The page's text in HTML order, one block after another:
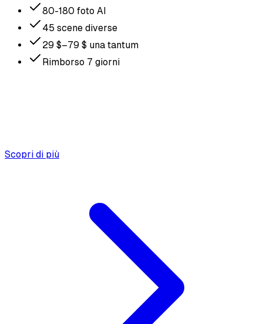
80-180 foto AI
45 scene diverse
29 $–79 $ una tantum
Rimborso 7 giorni
Scopri di più